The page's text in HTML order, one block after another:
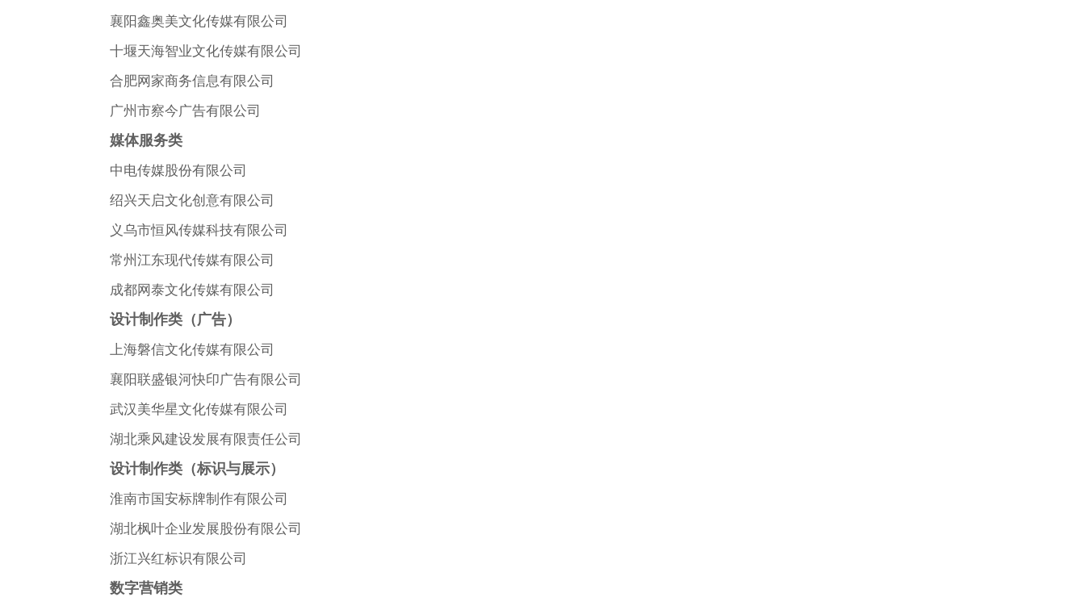
襄阳鑫奥美文化传媒有限公司
十堰天海智业文化传媒有限公司
合肥网家商务信息有限公司
广州市察今广告有限公司
媒体服务类
中电传媒股份有限公司
绍兴天启文化创意有限公司
义乌市恒风传媒科技有限公司
常州江东现代传媒有限公司
成都网泰文化传媒有限公司
设计制作类（广告）
上海磐信文化传媒有限公司
襄阳联盛银河快印广告有限公司
武汉美华星文化传媒有限公司
湖北乘风建设发展有限责任公司
设计制作类（标识与展示）
淮南市国安标牌制作有限公司
湖北枫叶企业发展股份有限公司
浙江兴红标识有限公司
数字营销类